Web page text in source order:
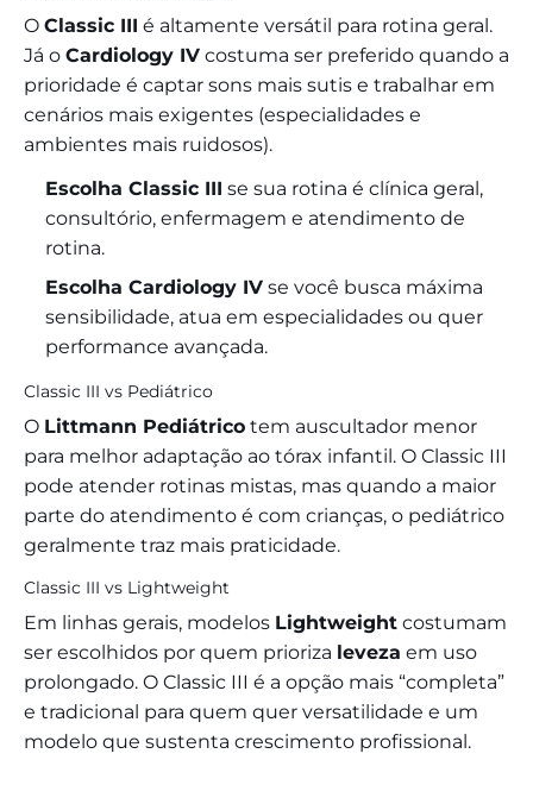
O Classic III é altamente versátil para rotina geral.
Já o Cardiology IV costuma ser preferido quando a
prioridade é captar sons mais sutis e trabalhar em
cenários mais exigentes (especialidades e
ambientes mais ruidosos).
Escolha Classic III se sua rotina é clínica geral,
consultório, enfermagem e atendimento de
rotina.
Escolha Cardiology IV se você busca máxima
sensibilidade, atua em especialidades ou quer
performance avançada.
Classic III vs Pediátrico
O Littmann Pediátrico tem auscultador menor
para melhor adaptação ao tórax infantil. O Classic III
pode atender rotinas mistas, mas quando a maior
parte do atendimento é com crianças, o pediátrico
geralmente traz mais praticidade.
Classic III vs Lightweight
Em linhas gerais, modelos Lightweight costumam
ser escolhidos por quem prioriza leveza em uso
prolongado. O Classic III é a opção mais “completa”
e tradicional para quem quer versatilidade e um
modelo que sustenta crescimento profissional.